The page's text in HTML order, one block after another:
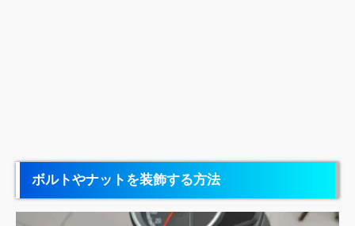
ボルトやナットを装飾する方法